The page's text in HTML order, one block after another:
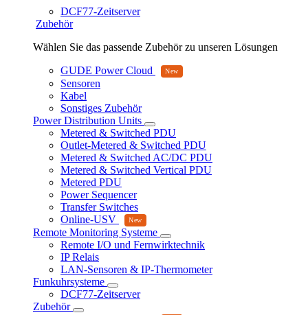
DCF77-Zeitserver
Zubehör
Wählen Sie das passende Zubehör zu unseren Lösungen
GUDE Power Cloud
Sensoren
Kabel
Sonstiges Zubehör
Power Distribution Units
Metered & Switched PDU
Outlet-Metered & Switched PDU
Metered & Switched AC/DC PDU
Metered & Switched Vertical PDU
Metered PDU
Power Sequencer
Transfer Switches
Online-USV
Remote Monitoring Systeme
Remote I/O und Fernwirktechnik
IP Relais
LAN-Sensoren & IP-Thermometer
Funkuhrsysteme
DCF77-Zeitserver
Zubehör